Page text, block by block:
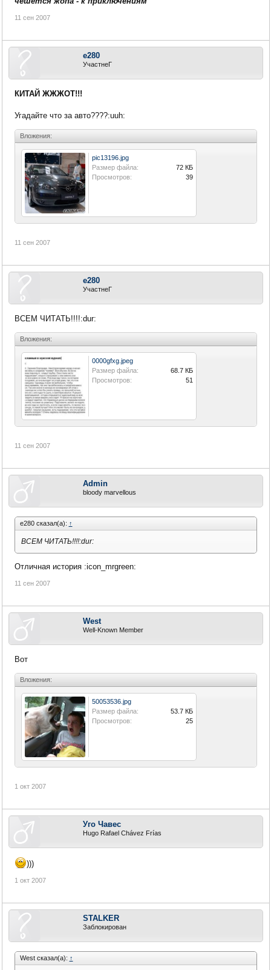
11 сен 2007
e280
УчастнеГ
КИТАЙ ЖЖЖОТ!!!
Угадайте что за авто????:uuh:
Вложения:
pic13196.jpg
Размер файла:
72 КБ
Просмотров:
39
11 сен 2007
e280
УчастнеГ
ВСЕМ ЧИТАТЬ!!!!:dur:
Вложения:
0000gfxg.jpeg
Размер файла:
68.7 КБ
Просмотров:
51
11 сен 2007
Admin
bloody marvellous
e280 сказал(а): ↑
ВСЕМ ЧИТАТЬ!!!!:dur:
Отличная история :icon_mrgreen:
11 сен 2007
West
Well-Known Member
Вот
Вложения:
50053536.jpg
Размер файла:
53.7 КБ
Просмотров:
25
1 окт 2007
Уго Чавес
Hugo Rafael Chávez Frías
)))
1 окт 2007
STALKER
Заблокирован
West сказал(а): ↑